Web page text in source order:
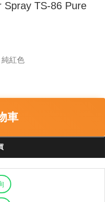
Spray TS-86 Pure
純紅色
車